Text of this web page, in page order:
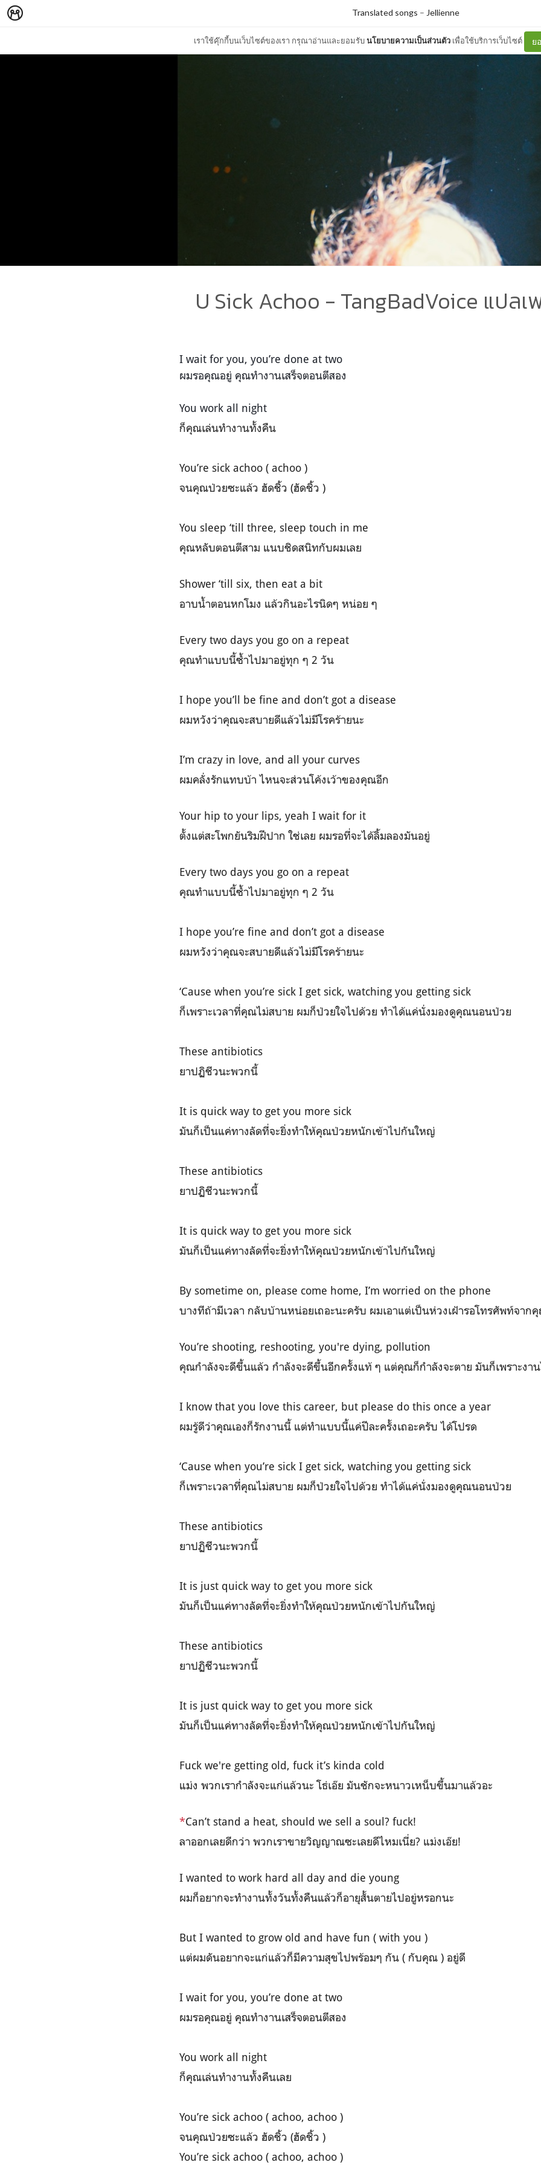
เราใช้คุ๊กกี้บนเว็บไซต์ของเรา กรุณาอ่านและยอมรับนโยบายความเป็นส่วนตัว เพื่อใช้บริการเว็บไซต์ ย
Translated songs – Jellienne
U Sick Achoo - TangBadVoice แปล
I wait for you, you’re done at two
ผมรอคุณอยู่ คุณทำงานเสร็จตอนตีสอง
You work all night
ก็คุณเล่นทำงานทั้งคืน
You’re sick achoo ( achoo )
จนคุณป่วยซะแล้ว ฮัดชิ้ว (ฮัดชิ้ว )
You sleep ‘till three, sleep touch in me
คุณหลับตอนตีสาม แนบชิดสนิทกับผมเลย
Shower ‘till six, then eat a bit
อาบน้ำตอนหกโมง แล้วกินอะไรนิดๆ หน่อย ๆ
Every two days you go on a repeat
คุณทำแบบนี้ซ้ำไปมาอยู่ทุก ๆ 2 วัน
I hope you’ll be fine and don’t got a disease
ผมหวังว่าคุณจะสบายดีแล้วไม่มีโรคร้ายนะ
I’m crazy in love, and all your curves
ผมคลั่งรักแทบบ้า ไหนจะส่วนโค้งเว้าของคุณอีก
Your hip to your lips, yeah I wait for it
ตั้งแต่สะโพกยันริมฝีปาก ใช่เลย ผมรอที่จะได้ลิ้มลองมันอยู่
Every two days you go on a repeat
คุณทำแบบนี้ซ้ำไปมาอยู่ทุก ๆ 2 วัน
I hope you’re fine and don’t got a disease
ผมหวังว่าคุณจะสบายดีแล้วไม่มีโรคร้ายนะ
‘Cause when you’re sick I get sick, watching you getting sick
ก็เพราะเวลาที่คุณไม่สบาย ผมก็ป่วยใจไปด้วย ทำได้แค่นั่งมองดูคุณนอนป่วย
These antibiotics
ยาปฏิชีวนะพวกนี้
It is quick way to get you more sick
มันก็เป็นแค่ทางลัดที่จะยิ่งทำให้คุณป่วยหนักเข้าไปกันใหญ่
These antibiotics
ยาปฏิชีวนะพวกนี้
It is quick way to get you more sick
มันก็เป็นแค่ทางลัดที่จะยิ่งทำให้คุณป่วยหนักเข้าไปกันใหญ่
By sometime on, please come home, I’m worried on the phone
บางทีถ้ามีเวลา กลับบ้านหน่อยเถอะนะครับ ผมเอาแต่เป็นห่วงเฝ้ารอโทรศัพท์จาก
You’re shooting, reshooting, you're dying, pollution
คุณกำลังจะดีขึ้นแล้ว กำลังจะดีขึ้นอีกครั้งแท้ ๆ แต่คุณก็กำลังจะตาย มันก็เพราะงา
I know that you love this career, but please do this once a year
ผมรู้ดีว่าคุณเองก็รักงานนี้ แต่ทำแบบนี้แค่ปีละครั้งเถอะครับ ได้โปรด
‘Cause when you’re sick I get sick, watching you getting sick
ก็เพราะเวลาที่คุณไม่สบาย ผมก็ป่วยใจไปด้วย ทำได้แค่นั่งมองดูคุณนอนป่วย
These antibiotics
ยาปฏิชีวนะพวกนี้
It is just quick way to get you more sick
มันก็เป็นแค่ทางลัดที่จะยิ่งทำให้คุณป่วยหนักเข้าไปกันใหญ่
These antibiotics
ยาปฏิชีวนะพวกนี้
It is just quick way to get you more sick
มันก็เป็นแค่ทางลัดที่จะยิ่งทำให้คุณป่วยหนักเข้าไปกันใหญ่
Fuck we're getting old, fuck it’s kinda cold
แม่ง พวกเรากำลังจะแก่แล้วนะ โธ่เอ๊ย มันชักจะหนาวเหน็บขึ้นมาแล้วอะ
*Can’t stand a heat, should we sell a soul? fuck!
ลาออกเลยดีกว่า พวกเราขายวิญญาณซะเลยดีไหมเนี่ย? แม่งเอ๊ย!
I wanted to work hard all day and die young
ผมก็อยากจะทำงานทั้งวันทั้งคืนแล้วก็อายุสั้นตายไปอยู่หรอกนะ
But I wanted to grow old and have fun ( with you )
แต่ผมดันอยากจะแก่แล้วก็มีความสุขไปพร้อมๆ กัน ( กับคุณ ) อยู่ดี
I wait for you, you’re done at two
ผมรอคุณอยู่ คุณทำงานเสร็จตอนตีสอง
You work all night
ก็คุณเล่นทำงานทั้งคืนเลย
You’re sick achoo ( achoo, achoo )
จนคุณป่วยซะแล้ว ฮัดชิ้ว (ฮัดชิ้ว )
You’re sick achoo ( achoo, achoo )